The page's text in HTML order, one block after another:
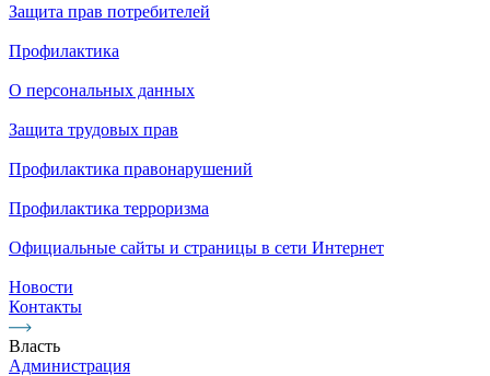
Защита прав потребителей
Профилактика
О персональных данных
Защита трудовых прав
Профилактика правонарушений
Профилактика терроризма
Официальные сайты и страницы в сети Интернет
Новости
Контакты
Власть
Администрация